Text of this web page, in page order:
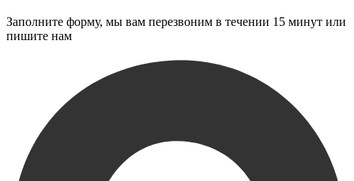
Заполните форму, мы вам перезвоним в течении 15 минут или
пишите нам